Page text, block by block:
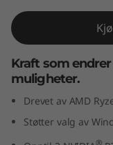
o
w
eKraft som
muligheter.
Drevet av AMD
Støtter valg av
®